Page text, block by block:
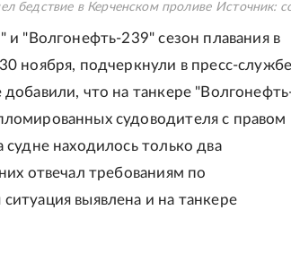
бедствие в Керченском проливе Источник:
"Волгонефть-239" сезон плавания в
ноября, подчеркнули в пресс-службе
что на танкере
судоводителя с правом
находилось только два
отвечал требованиям по
выявлена и на танкере